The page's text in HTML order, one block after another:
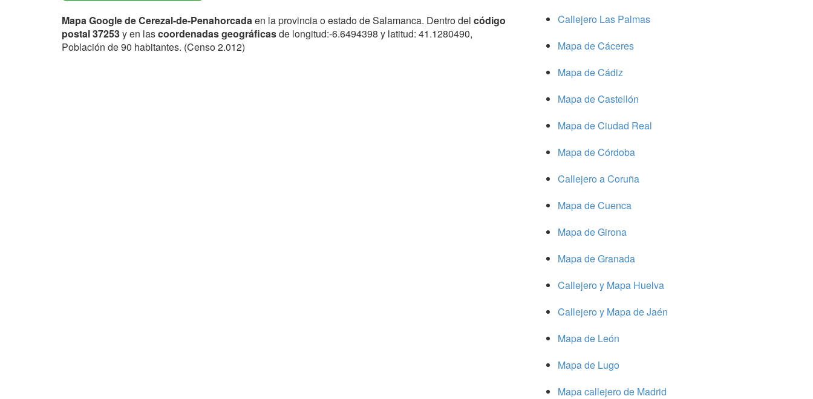
Mapa Google de Cerezal-de-Penahorcadaen la provincia o estado de Salamanca. Dentro del código
postal 37253y en lascoordenadas geográficasde longitud:-6.6494398 y latitud: 41.1280490,
Población de 90 habitantes. (Censo 2.012)
Callejero Las Palmas
Mapa de Cáceres
Mapa de Cádiz
Mapa de Castellón
Mapa de Ciudad Real
Mapa de Córdoba
Callejero a Coruña
Mapa de Cuenca
Mapa de Girona
Mapa de Granada
Callejero y Mapa Huelva
Callejero y Mapa de Jaén
Mapa de León
Mapa de Lugo
Mapa callejero de Madrid